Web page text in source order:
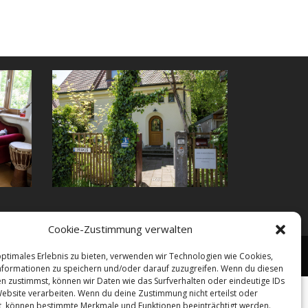
Cookie-Zustimmung verwalten
Erlebnis zu bieten, verwenden wir Technologien wie Cookies,
zu speichern und/oder darauf zuzugreifen. Wenn du diesen
zustimmst, können wir Daten wie das Surfverhalten oder eindeutige IDs
verarbeiten. Wenn du deine Zustimmung nicht erteilst oder
können bestimmte Merkmale und Funktionen beeinträchtigt werden.
Ausbildung Impressum Datenschutz